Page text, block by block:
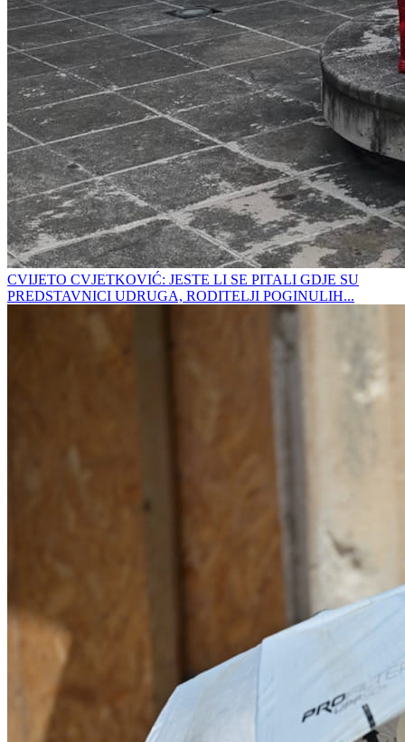
CVIJETO CVJETKOVIĆ: JESTE LI SE PITALI GDJE SU
PREDSTAVNICI UDRUGA, RODITELJI POGINULIH...